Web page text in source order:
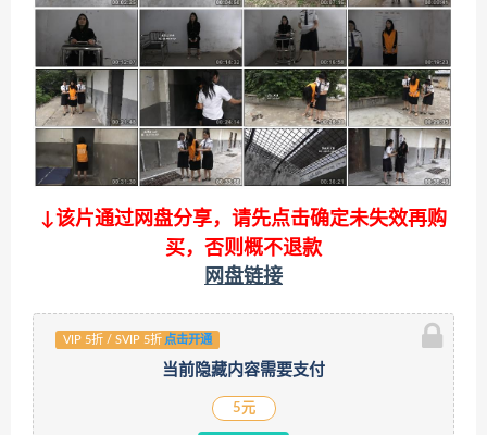
↓该片通过网盘分享，请先点击确定未失效再购
买，否则概不退款
网盘链接
VIP 5折 / SVIP 5折 点击开通
当前隐藏内容需要支付
5元